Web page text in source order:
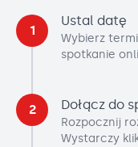
1
Ustal datę
Wybierz
spotkanie
2 Dołącz do
Rozpocznij
Wystarczy